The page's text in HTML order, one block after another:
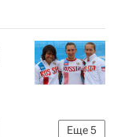
Еще5